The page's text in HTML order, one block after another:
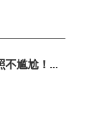
不尴尬！...